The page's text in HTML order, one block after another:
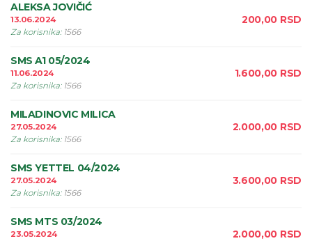
ALEKSA JOVIČIĆ
13.06.2024
Za korisnika: 1566
200,00 RSD
SMS A1 05/2024
11.06.2024
Za korisnika: 1566
1.600,00 RSD
MILADINOVIC MILICA
27.05.2024
Za korisnika: 1566
2.000,00 RSD
SMS YETTEL 04/2024
27.05.2024
Za korisnika: 1566
3.600,00 RSD
SMS MTS 03/2024
23.05.2024
2.000,00 RSD